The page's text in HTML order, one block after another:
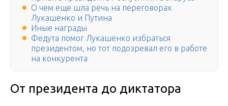
О чем еще шла речь на переговорах
Лукашенко и Путина
Иные награды
Федута помог Лукашенко избраться
президентом, но тот подозревал его в работе
на конкурента
От президента до диктатора